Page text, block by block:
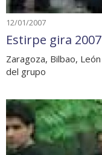
12/01/2007
Estirpe gira 2007
Zaragoza, Bilbao,
del grupo